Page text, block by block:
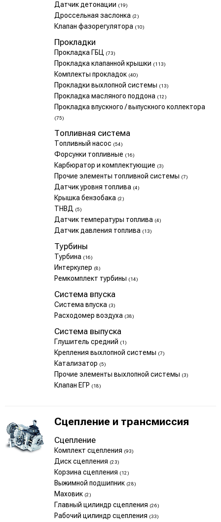
Датчик детонации (19)
Дроссельная заслонка (2)
Клапан фазорегулятора (10)
Прокладки
Прокладка ГБЦ (73)
Прокладка клапанной крышки (113)
Комплекты прокладок (40)
Прокладки выхлопной системы (13)
Прокладка масляного поддона (12)
Прокладка впускного / выпускного коллектора
(75)
Топливная система
Топливный насос (54)
Форсунки топливные (16)
Карбюратор и комплектующие (3)
Прочие элементы топливной системы (7)
Датчик уровня топлива (4)
Крышка бензобака (2)
ТНВД (5)
Датчик температуры топлива (4)
Датчик давления топлива (13)
Турбины
Турбина (16)
Интеркулер (8)
Ремкомплект турбины (14)
Система впуска
Система впуска (3)
Расходомер воздуха (38)
Система выпуска
Глушитель средний (1)
Крепления выхлопной системы (7)
Катализатор (5)
Прочие элементы выхлопной системы (3)
Клапан ЕГР (18)
Сцепление и трансмиссия
Сцепление
Комплект сцепления (93)
Диск сцепления (23)
Корзина сцепления (12)
Выжимной подшипник (28)
Маховик (2)
Главный цилиндр сцепления (26)
Рабочий цилиндр сцепления (33)